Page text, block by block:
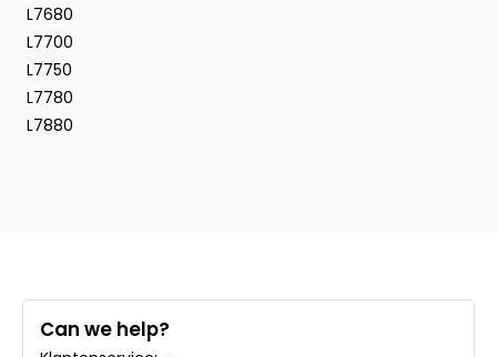
L7680
L7700
L7750
L7780
L7880
Can we help?